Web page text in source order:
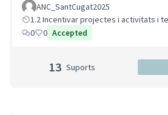
ANC_SantCugat2025
1.2 Incentivar projectes i activitats i
0
0 Accepted
13 Suports